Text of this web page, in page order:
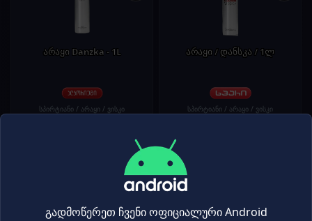
არაყი Danzka - 1L
სპირტიანი / არაყი / ვისკი
არაყი / დანსკა / 1ლ
სპირტიანი / არაყი / ვისკი
+ -50%
გადმოწერეთ ჩვენი ოფიციალური Android